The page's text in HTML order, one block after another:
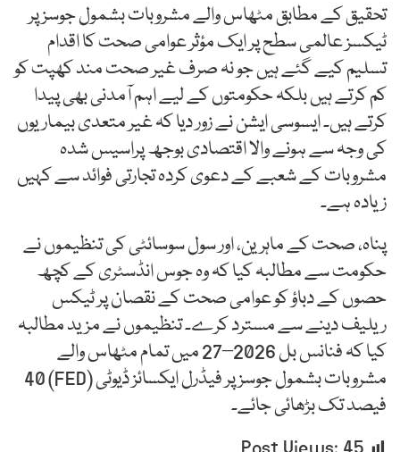
تحقیق کے مطابق مٹھاس والے مشروبات بشمول جوسز پر
ٹیکسز عالمی سطح پر ایک مؤثر عوامی صحت کا اقدام
تسلیم کیے گئے ہیں جو نہ صرف غیر صحت مند کھپت کو
کم کرتے ہیں بلکہ حکومتوں کے لیے اہم آمدنی بھی پیدا
کرتے ہیں۔ ایسوسی ایشن نے زور دیا کہ غیر متعدی بیماریوں
کی وجہ سے ہونے والا اقتصادی بوجھ پراسیس شدہ
مشروبات کے شعبے کے دعوی کردہ تجارتی فوائد سے کہیں
زیادہ ہے۔
پناہ، صحت کے ماہرین، اور سول سوسائٹی کی تنظیموں نے
حکومت سے مطالبہ کیا کہ وہ جوس انڈسٹری کے کچھ
حصوں کے دباؤ کو عوامی صحت کے نقصان پر ٹیکس
ریلیف دینے سے مسترد کرے۔ تنظیموں نے مزید مطالبہ
کیا کہ فنانس بل 2026–27 میں تمام مٹھاس والے
مشروبات بشمول جوسز پر فیڈرل ایکسائز ڈیوٹی (FED) 40
فیصد تک بڑھائی جائے۔